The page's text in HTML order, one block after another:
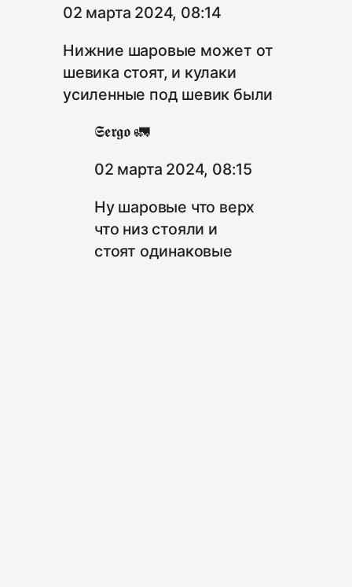
02 марта 2024, 08:14
Нижние шаровые может от
шевика стоят, и кулаки
усиленные под шевик были
𝕾𝖊𝖗𝖌𝖔 🚛
02 марта 2024, 08:15
Ну шаровые что верх
что низ стояли и
стоят одинаковые